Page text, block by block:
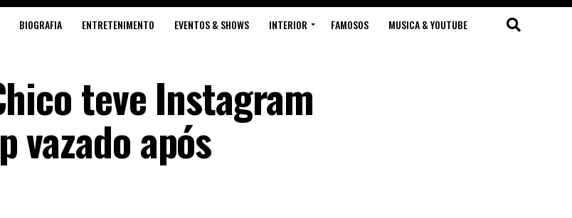
BIOGRAFIA ENTRETENIMENTO EVENTOS & SHOWS INTERIOR FAMOSOS MUSICA & YOUTUBE
teve Instagram
vazado após